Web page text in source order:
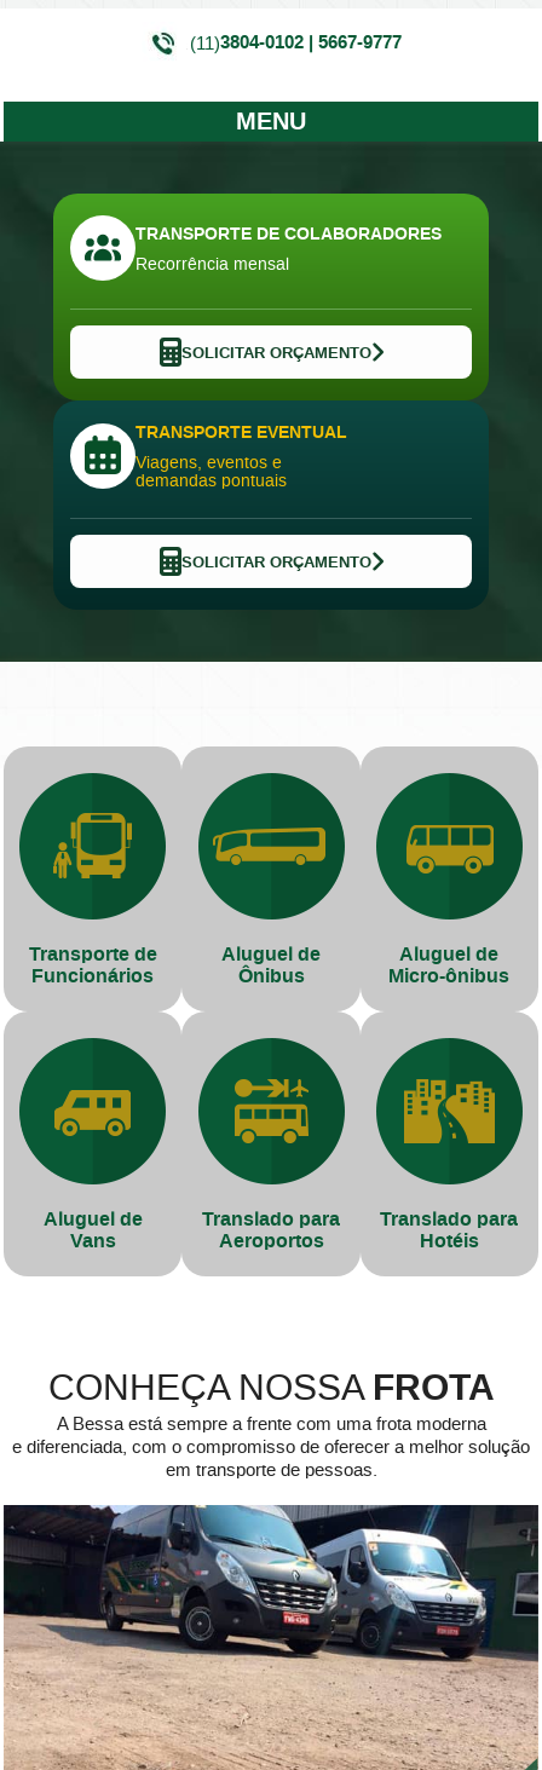
(11)3804-0102 | 5667-9777
MENU
TRANSPORTE DE COLABORADORES
Recorrência mensal
SOLICITAR ORÇAMENTO
TRANSPORTE EVENTUAL
Viagens, eventos e
demandas pontuais
SOLICITAR ORÇAMENTO
Transporte de
Funcionários
Aluguel de
Ônibus
Aluguel de
Micro-ônibus
Aluguel de
Vans
Translado para
Aeroportos
Translado para
Hotéis
CONHEÇA NOSSA FROTA
A Bessa está sempre a frente com uma frota moderna
e diferenciada, com o compromisso de oferecer a melhor solução
em transporte de pessoas.